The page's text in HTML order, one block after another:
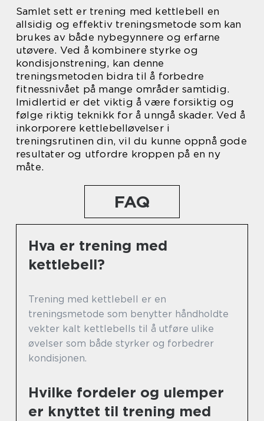
Samlet sett er trening med kettlebell en
allsidig og effektiv treningsmetode som kan
brukes av både nybegynnere og erfarne
utøvere. Ved å kombinere styrke og
kondisjonstrening, kan denne
treningsmetoden bidra til å forbedre
fitnessnivået på mange områder samtidig.
Imidlertid er det viktig å være forsiktig og
følge riktig teknikk for å unngå skader. Ved å
inkorporere kettlebelløvelser i
treningsrutinen din, vil du kunne oppnå gode
resultater og utfordre kroppen på en ny
måte.
FAQ
Hva er trening med
kettlebell?
Trening med kettlebell er en
treningsmetode som benytter håndholdte
vekter kalt kettlebells til å utføre ulike
øvelser som både styrker og forbedrer
kondisjonen.
Hvilke fordeler og ulemper
er knyttet til trening med